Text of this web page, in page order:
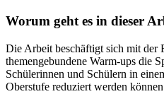
Worum geht es in dieser
Die Arbeit beschäftigt sich mit der
themengebundene Warm-ups die
Schülerinnen und Schülern in
Oberstufe reduziert werden